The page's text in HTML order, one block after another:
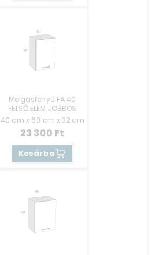
Magasfényű FA 40
FELSŐ ELEM JOBBOS
40 cm x 60 cm x 32 cm
23 300 Ft
Kosárba